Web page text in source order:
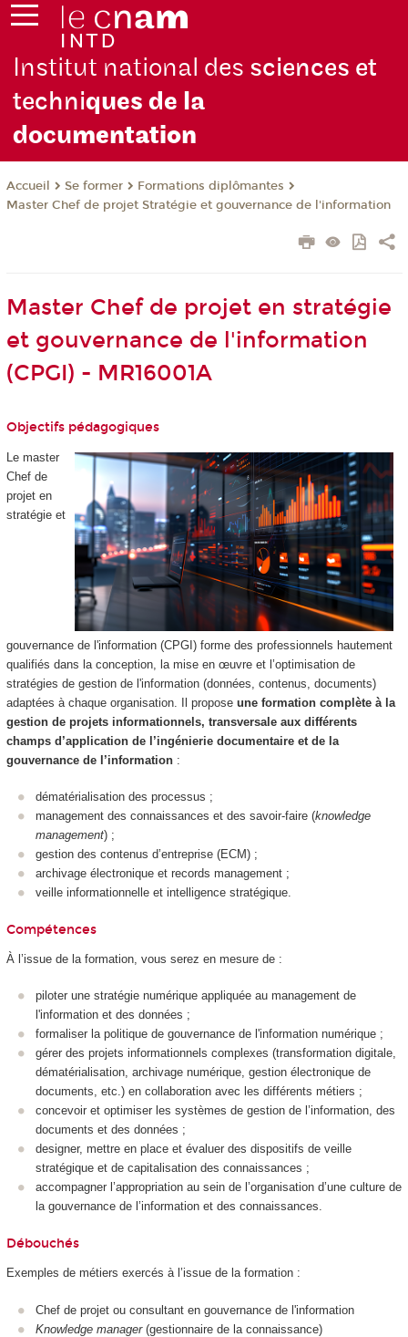
Institut national des sciences et
techniques de la
documentation
Accueil Se former
Formations diplômantes
Master Chef de projet Stratégie et gouvernance de l'information
Master Chef de projet en stratégie
et gouvernance de l'information
(CPGI) - MR16001A
Objectifs pédagogiques
Le master
Chef de
projet en
stratégie et
gouvernance de l'information (CPGI) forme des professionnels hautement
qualifiés dans la conception, la mise en œuvre et l’optimisation de
stratégies de gestion de l'information (données, contenus, documents)
adaptées à chaque organisation. Il propose une formation complète à la
gestion de projets informationnels, transversale aux différents
champs d’application de l’ingénierie documentaire et de la
gouvernance de l’information :
dématérialisation des processus ;
management des connaissances et des savoir-faire (knowledge
management) ;
gestion des contenus d’entreprise (ECM) ;
archivage électronique et records management ;
veille informationnelle et intelligence stratégique.
Compétences
À l’issue de la formation, vous serez en mesure de :
piloter une stratégie numérique appliquée au management de
l'information et des données ;
formaliser la politique de gouvernance de l'information numérique ;
gérer des projets informationnels complexes (transformation digitale,
dématérialisation, archivage numérique, gestion électronique de
documents, etc.) en collaboration avec les différents métiers ;
concevoir et optimiser les systèmes de gestion de l’information, des
documents et des données ;
designer, mettre en place et évaluer des dispositifs de veille
stratégique et de capitalisation des connaissances ;
accompagner l’appropriation au sein de l’organisation d’une culture de
la gouvernance de l’information et des connaissances.
Débouchés
Exemples de métiers exercés à l’issue de la formation :
Chef de projet ou consultant en gouvernance de l'information
Knowledge manager(gestionnaire de la connaissance)